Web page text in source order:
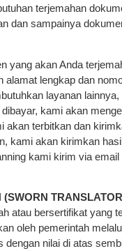
terjemahan
dan sampainya
yang akan Anda
lengkap dan
layanan
kami akan
akan terbitkan dan
kami akan kirimkan
kami kirim via
TRANSLATOR
atau bersertifikat yang
oleh pemerintah
nilai di atas